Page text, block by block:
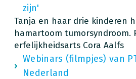
zijn'
Tanja en haar drie kinderen
hamartoom tumorsyndroom.
erfelijkheidsarts Cora Aalfs
Webinars (filmpjes) van
Nederland